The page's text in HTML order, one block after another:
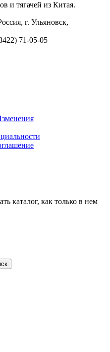
и тягачей из Китая.
г. Ульяновск,
71-05-05
каталог, как только в нем